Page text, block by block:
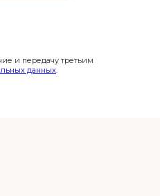
и передачу третьим
данных.